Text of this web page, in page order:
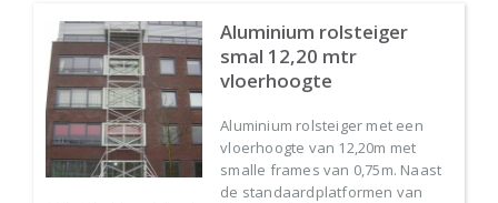
Aluminium rolsteiger
smal 12,20 mtr
vloerhoogte
Aluminium rolsteiger met een
vloerhoogte van 12,20m met
smalle frames van 0,75m. Naast
de standaardplatformen van